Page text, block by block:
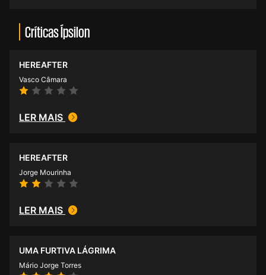
Críticas Ípsilon
HEREAFTER
Vasco Câmara
LER MAIS
HEREAFTER
Jorge Mourinha
LER MAIS
UMA FURTIVA LÁGRIMA
Mário Jorge Torres